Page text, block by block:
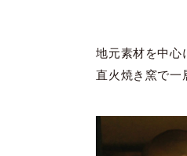
地元素材を中心
直火焼き窯で一